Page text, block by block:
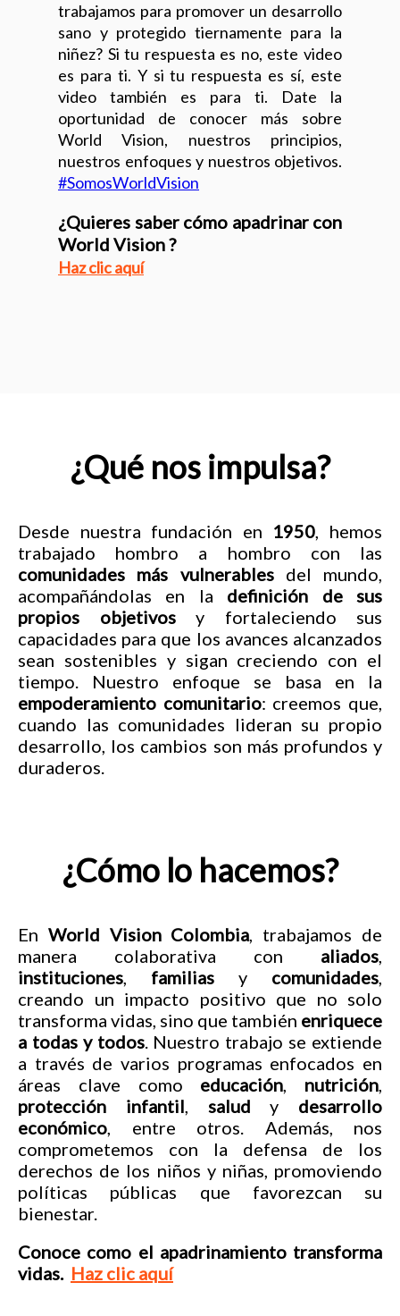
trabajamos para promover un desarrollo
sano y protegido tiernamente para la
niñez? Si tu respuesta es no, este video
es para ti. Y si tu respuesta es sí, este
video también es para ti. Date la
oportunidad de conocer más sobre
World Vision, nuestros principios,
nuestros enfoques y nuestros objetivos.
#SomosWorldVision
¿Quieres saber cómo apadrinar con
World Vision ?
Hazclic aquí
¿Qué nos impulsa?
Desde nuestra fundación en 1950, hemos
trabajado hombro a hombro con las
comunidades más vulnerablesdel mundo,
acompañándolas en la definición de sus
propios objetivosy fortaleciendo sus
capacidades para que los avances alcanzados
sean sostenibles y sigan creciendo con el
tiempo. Nuestro enfoque se basa en la
empoderamiento comunitario: creemos que,
cuando las comunidades lideran su propio
desarrollo, los cambios son más profundos y
duraderos.
¿Cómo lo hacemos?
En World Vision Colombia, trabajamos de
manera colaborativa con aliados,
instituciones, familias y comunidades,
creando un impacto positivo que no solo
transforma vidas, sino que también enriquece
a todas y todos. Nuestro trabajo se extiende
a través de varios programas enfocados en
áreas clave como educación, nutrición,
protección infantil, salud y desarrollo
económico, entre otros. Además, nos
comprometemos con la defensa de los
derechos de los niños y niñas, promoviendo
políticas públicas que favorezcan su
bienestar.
Conoce como el apadrinamiento transforma
vidas. Haz clic aquí